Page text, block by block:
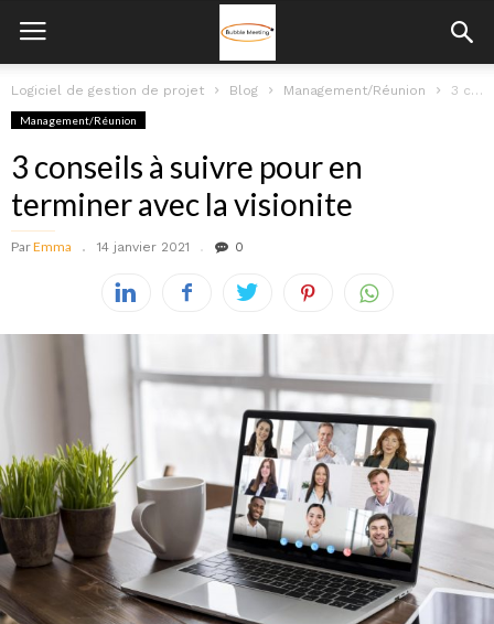
Logiciel de gestion de projet Blog Management/Réunion 3 conseils à suivre pour en terminer avec la visionite
Management/Réunion
3 conseils à suivre pour en
terminer avec la visionite
ParEmma 14 janvier 2021 0